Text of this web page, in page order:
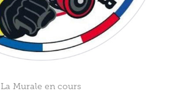
La Murale en cours